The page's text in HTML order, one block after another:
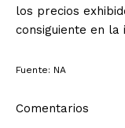
los precios
consiguiente en la
Fuente: NA
Comentarios